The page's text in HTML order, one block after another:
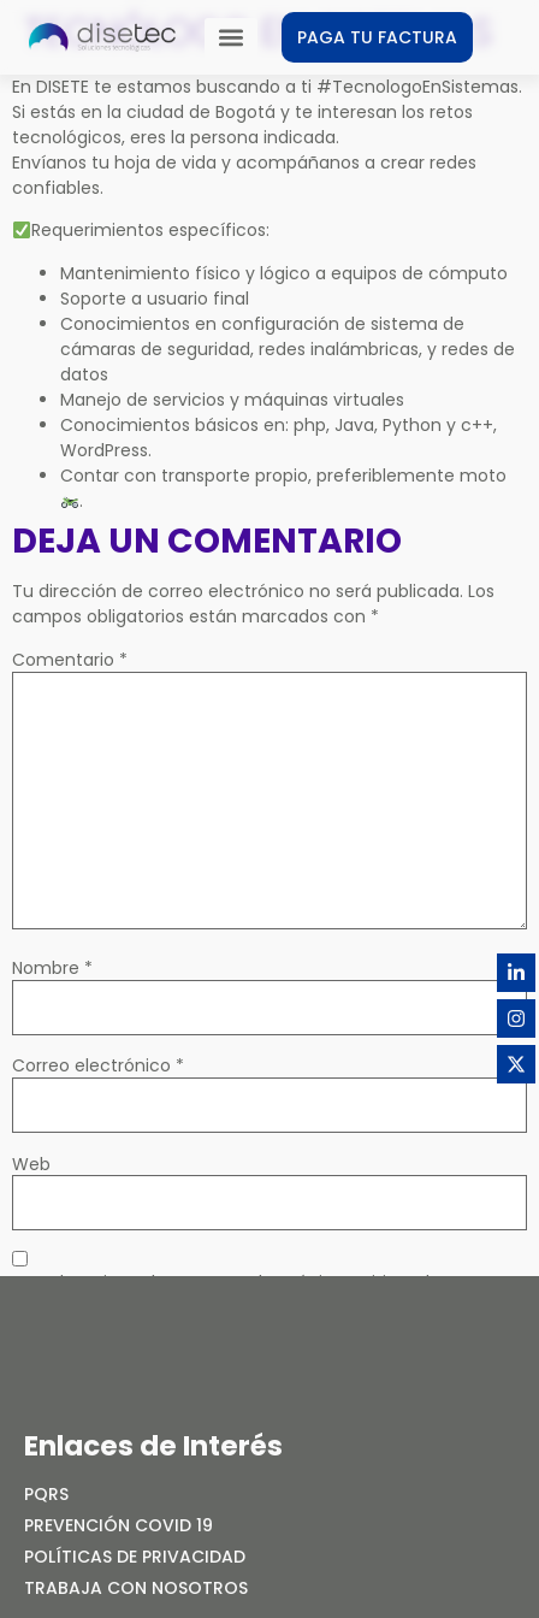
PAGA TU FACTURA
TECNÓLOGO EN SISTEMAS
En DISETE te estamos buscando a ti #TecnologoEnSistemas.
Si estás en la ciudad de Bogotá y te interesan los retos
tecnológicos, eres la persona indicada.
Envíanos tu hoja de vida y acompáñanos a crear redes
confiables.
Requerimientos específicos:
Mantenimiento físico y lógico a equipos de cómputo
Soporte a usuario final
Conocimientos en configuración de sistema de
cámaras de seguridad, redes inalámbricas, y redes de
datos
Manejo de servicios y máquinas virtuales
Conocimientos básicos en: php, Java, Python y c++,
WordPress.
Contar con transporte propio, preferiblemente moto
.
DEJA UN COMENTARIO
Tu dirección de correo electrónico no será publicada. Los
campos obligatorios están marcados con *
Comentario *
Nombre *
Correo electrónico *
Web
Guardar mi nombre, correo electrónico y sitio web en este
Enlaces de Interés
PQRS
PREVENCIÓN COVID 19
POLÍTICAS DE PRIVACIDAD
TRABAJA CON NOSOTROS